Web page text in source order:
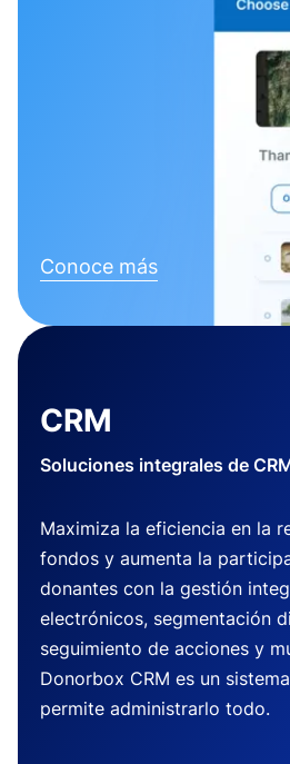
Conoce más
CRM
Soluciones integrales de
Maximiza la eficiencia en la
fondos y aumenta la
donantes con la gestión
electrónicos, segmentación
seguimiento de acciones y
Donorbox CRM es un
permite administrarlo todo.